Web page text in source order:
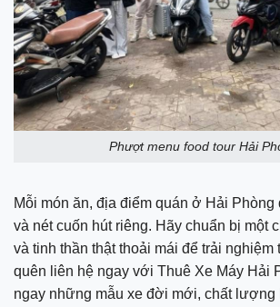
Phượt menu food tour Hải
Mỗi món ăn, địa điểm quán ở Hải Phòng
và nét cuốn hút riêng. Hãy chuẩn bị một
và tinh thần thật thoải mái để trải
quên liên hệ ngay với Thuê Xe Máy Hải
ngay những mẫu xe đời mới, chất lượng